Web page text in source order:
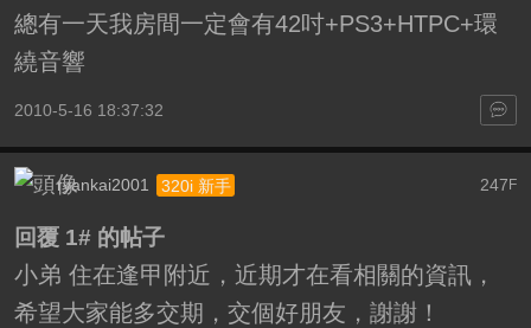
總有一天我房間一定會有42吋+PS3+HTPC+環
繞音響
2010-5-16 18:37:32
247 F
ryankai2001 320i 新手
回覆 1# 的帖子
小弟 住在逢甲附近，近期才在看相關的資訊，
希望大家能多交期，交個好朋友，謝謝！